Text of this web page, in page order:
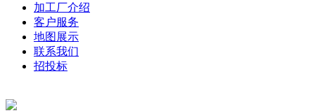
加工厂介绍
客户服务
地图展示
联系我们
招投标